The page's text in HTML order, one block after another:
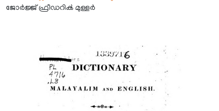
ജോർജ്ജ് ഫ്രീഡറിൿ മുള്ളർ